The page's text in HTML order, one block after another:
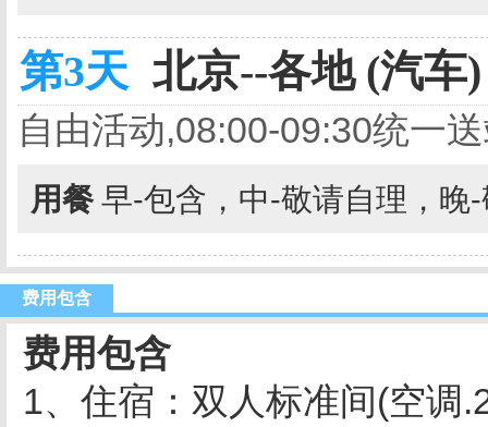
第3天 北京--各地 (汽车)
自由活动,08:00-09:30统一
用餐 早-包含，中-敬请自理，晚
费用包含
费用包含
1、住宿：双人标准间(空调